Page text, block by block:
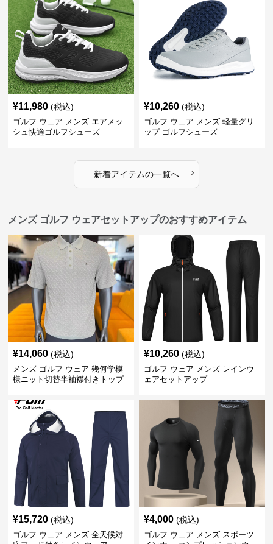
¥11,980 (税込)
ゴルフ ウェア メンズ エアメッ
シュ快適ゴルフシューズ
¥10,260 (税込)
ゴルフ ウェア メンズ 軽量グリ
ップ ゴルフシューズ
新着アイテムの一覧へ ›
メンズ ゴルフ ウェアセットアップのおすすめアイテム
¥14,060 (税込)
メンズ ゴルフ ウェア 幾何学模
様ニット切替半袖襟付きトップ
¥10,260 (税込)
ゴルフ ウェア メンズ レインウ
ェアセットアップ
¥15,720 (税込)
ゴルフ ウェア メンズ 全天候対
¥4,000 (税込)
ゴルフ ウェア メンズ スポーツ